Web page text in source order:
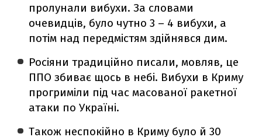
пролунали вибухи. За словами
очевидців, було чутно 3 – 4 вибухи, а
потім над передмістям здійнявся дим.
Росіяни традиційно писали, мовляв, це
ППО збиває щось в небі. Вибухи в Криму
прогриміли під час масованої ракетної
атаки по Україні.
Також неспокійно в Криму було й 30